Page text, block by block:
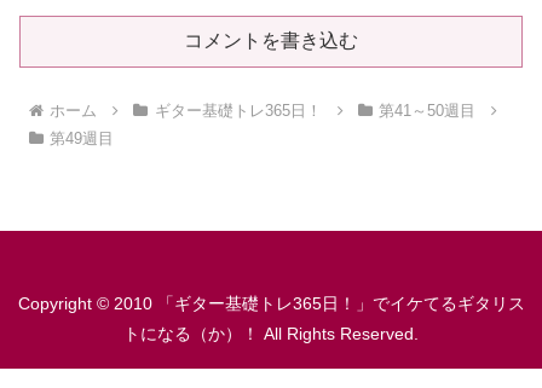
コメントを書き込む
ホーム ギター基礎トレ365日！
第41～50週目
第49週目
Copyright © 2010 「ギター基礎トレ365日！」でイケてるギタリス
トになる（か）！ All Rights Reserved.